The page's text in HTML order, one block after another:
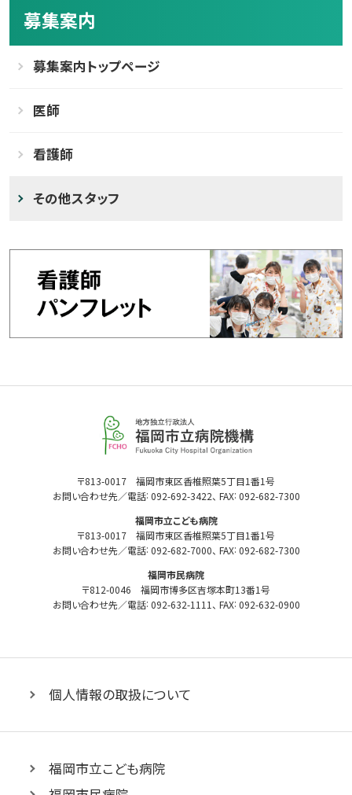
募集案内
募集案内トップページ
医師
看護師
その他スタッフ
福
岡
市
立
病
機
構
〒813-0017 福岡市東区香椎照葉5丁目1番1号
お問い合わせ先／電話: 092-692-3422、 FAX: 092-682-7300
福岡市立こども病院
〒813-0017 福岡市東区香椎照葉5丁目1番1号
お問い合わせ先／電話: 092-682-7000、 FAX: 092-682-7300
福岡市民病院
〒812-0046 福岡市博多区吉塚本町13番1号
お問い合わせ先／電話: 092-632-1111 、 FAX: 092-632-0900
個人情報の取扱について
福岡市立こども病院